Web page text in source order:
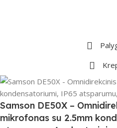
Samson DE50X –
mikrofonas su 2.5mm